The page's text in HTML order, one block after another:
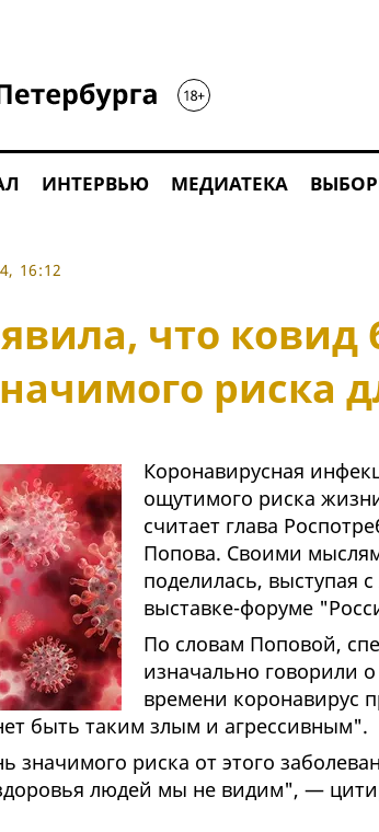
ИНТЕРВЬЮ МЕДИАТЕКА
16:12
что ковид
риска
Коронавирусная
ощутимого риска
считает глава
Попова. Своими
поделилась, выступая
выставке-форуме
По словам Поповой,
изначально говорили
времени коронавирус
быть таким злым и агрессивным".
значимого риска от этого
людей мы не видим", —